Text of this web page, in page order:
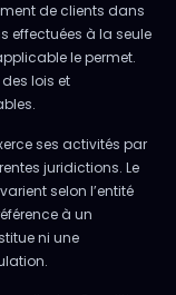
de clients dans
effectuées à la seule
le permet.
lois et
ses activités par
juridictions. Le
selon l’entité
à un
ni une